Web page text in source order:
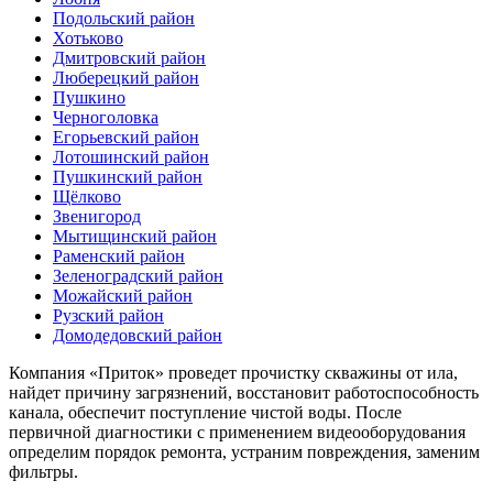
Подольский район
Хотьково
Дмитровский район
Люберецкий район
Пушкино
Черноголовка
Егорьевский район
Лотошинский район
Пушкинский район
Щёлково
Звенигород
Мытищинский район
Раменский район
Зеленоградский район
Можайский район
Рузский район
Домодедовский район
Компания «Приток» проведет прочистку скважины от ила,
найдет причину загрязнений, восстановит работоспособность
канала, обеспечит поступление чистой воды. После
первичной диагностики с применением видеооборудования
определим порядок ремонта, устраним повреждения, заменим
фильтры.